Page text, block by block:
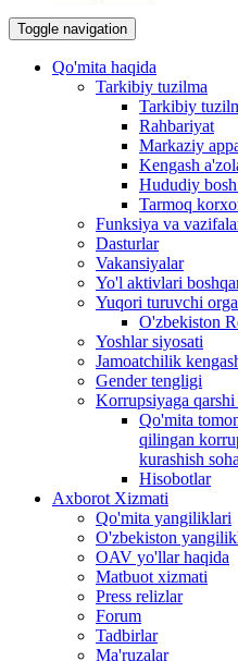
Toggle navigation
Qo'mita haqida
Tarkibiy tuzilma
Tarkibiy
Rahbariyat
Markaziy
Kengash
Hududiy
Tarmoq
Funksiya va
Dasturlar
Vakansiyalar
Yo'l aktivlari
Yuqori turuvchi
O'zbekiston
Yoshlar siyosati
Jamoatchilik
Gender tengligi
Korrupsiyaga qarshi
Qo'mita
qilingan
kurashish
Hisobotlar
Аxborot Xizmati
Qo'mita yangiliklari
O'zbekiston
OAV yo'llar haqida
Matbuot xizmati
Press relizlar
Forum
Tadbirlar
Ma'ruzalar